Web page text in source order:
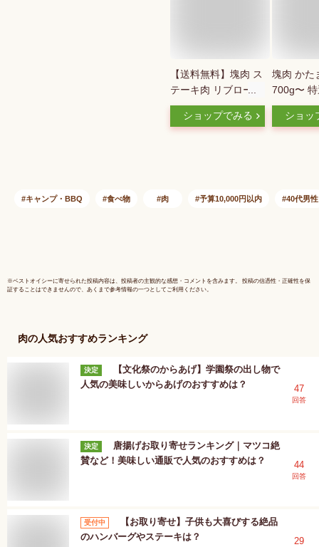
【送料無料】塊肉 ス
テーキ肉 リブロース
ブロック 1KG！ロー
ストビーフや厚切り
蓄に BBQ バーベキ
(WHOLE MEAT) 108
ショップでみる
塊肉 かた
700g〜
リブロー
最高品質
お肉 肉
ショッ
キャンプ・BBQ 食べ物 肉 予算10,000円以内 40代男性
※ベストオイシーに寄せられた投稿内容は、投稿者の主観的な感想・コメントを含みます。 投稿の信憑性・正確性を保
証することはできませんので、あくまで参考情報の一つとしてご利用ください。
肉の人気おすすめランキング
決定
【文化祭のからあげ】学園祭の出し物で
人気の美味しいからあげのおすすめは？
47
回答
決定
唐揚げお取り寄せランキング｜マツコ絶
賛など！美味しい通販で人気のおすすめは？
44
回答
受付中
【お取り寄せ】子供も大喜びする絶品
のハンバーグやステーキは？
29